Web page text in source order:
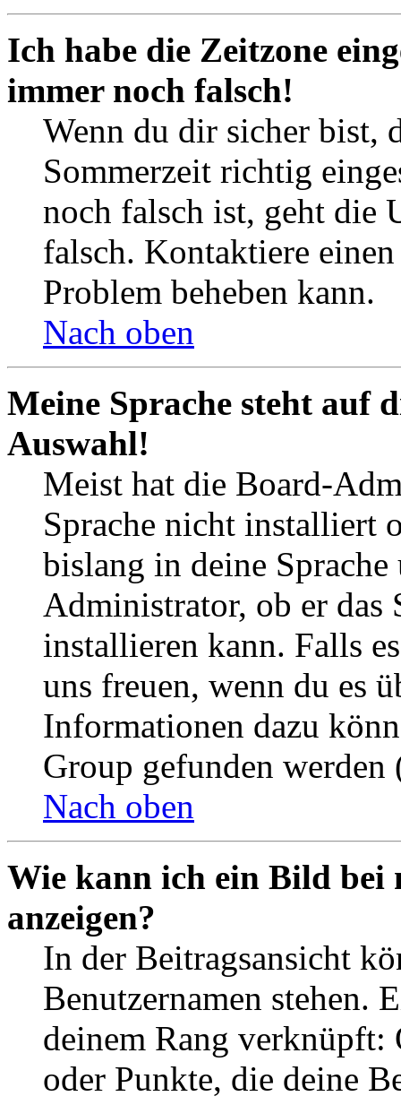
Ich habe die Zeitzone
immer noch falsch!
Wenn du dir sicher bist,
Sommerzeit richtig
noch falsch ist, geht die
falsch. Kontaktiere
Problem beheben kann.
Nach oben
Meine Sprache steht auf
Auswahl!
Meist hat die Board-
Sprache nicht installiert
bislang in deine
Administrator, ob er das
installieren kann. Falls
uns freuen, wenn du es
Informationen dazu
Group gefunden
Nach oben
Wie kann ich ein Bild bei
anzeigen?
In der Beitragsansicht
Benutzernamen stehen.
deinem Rang verknüpft:
oder Punkte, die deine